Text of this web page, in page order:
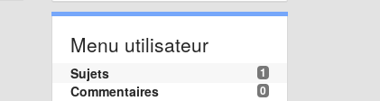
Menu utilisateur
1
Sujets
0
Commentaires